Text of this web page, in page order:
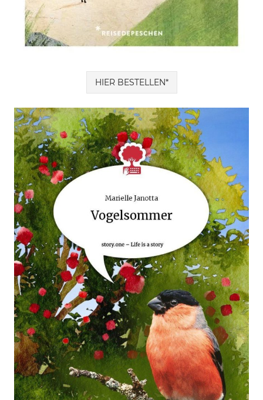
HIER BESTELLEN*